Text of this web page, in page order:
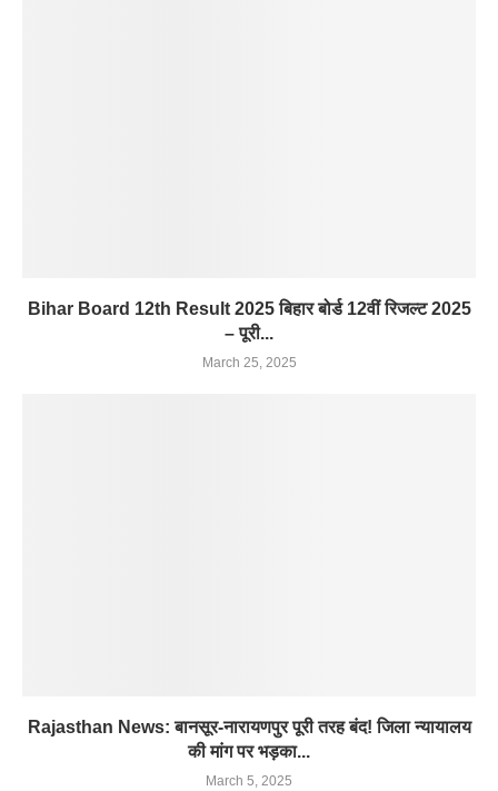
Bihar Board 12th Result 2025 बिहार बोर्ड 12वीं रिजल्ट 2025
– पूरी...
March 25, 2025
Rajasthan News: बानसूर-नारायणपुर पूरी तरह बंद! जिला न्यायालय
की मांग पर भड़का...
March 5, 2025